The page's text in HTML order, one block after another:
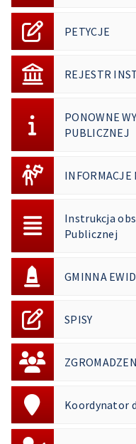
PETYCJE
REJESTR
PONOWNE
PUBLICZNEJ
Instrukcja
Publicznej
GMINNA
SPISY
Koordynator